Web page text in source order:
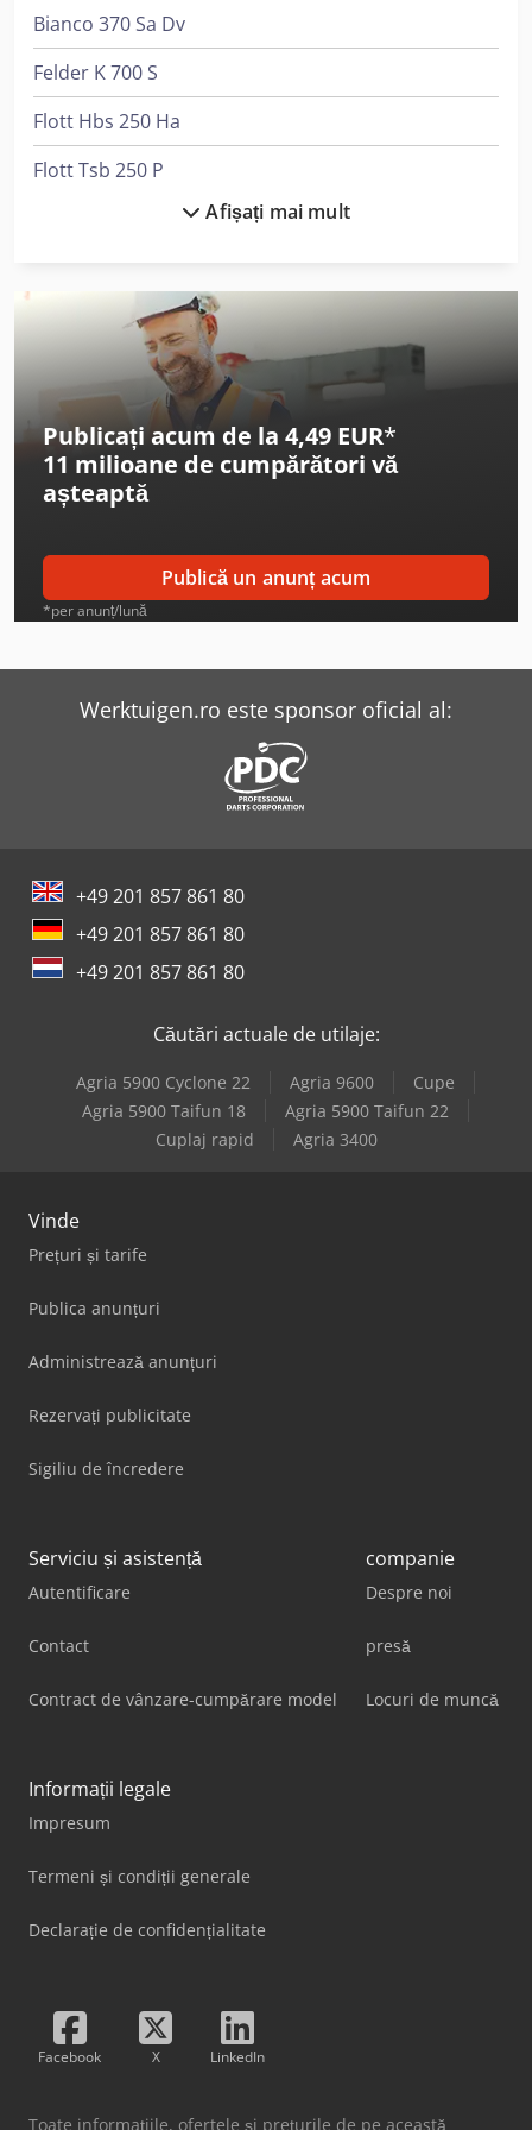
Bianco 370 Sa Dv
Felder K 700 S
Flott Hbs 250 Ha
Flott Tsb 250 P
Holzkraft Bbs 630 C
Holzkraft Hbs 533 S
Houfek Sr 530
Huvema Hu 370 Psk
Lvd Ppeb 400/61
Panhans 116/10
Panhans 245/10
Panhans 334/20
Scm Nova F 520
Scm Nova Fs 520
Scm Nova Si 400
Scm Olimpic K 560
Weinbrenner Tsv 6/3050
Afișați mai mult
Publicați acum de la 4,49 EUR*
11 milioane de cumpărători vă
așteaptă
Publică un anunț acum
*per anunț/lună
Werktuigen.ro este sponsor oficial al:
+49 201 857 861 80
+49 201 857 861 80
+49 201 857 861 80
Căutări actuale de utilaje:
Agria 5900 Cyclone 22 Agria 9600
Cupe
Agria 5900 Taifun 18
Agria 5900 Taifun 22
Cuplaj rapid
Agria 3400
Vinde
Prețuri și tarife
Publica anunțuri
Administrează anunțuri
Rezervați publicitate
Sigiliu de încredere
Serviciu și asistență
Autentificare
Contact
Contract de vânzare-cumpărare model
companie
Despre noi
presă
Locuri de muncă
Informații legale
Impresum
Termeni și condiții generale
Declarație de confidențialitate
Facebook X LinkedIn
Toate informațiile, ofertele și prețurile de pe această